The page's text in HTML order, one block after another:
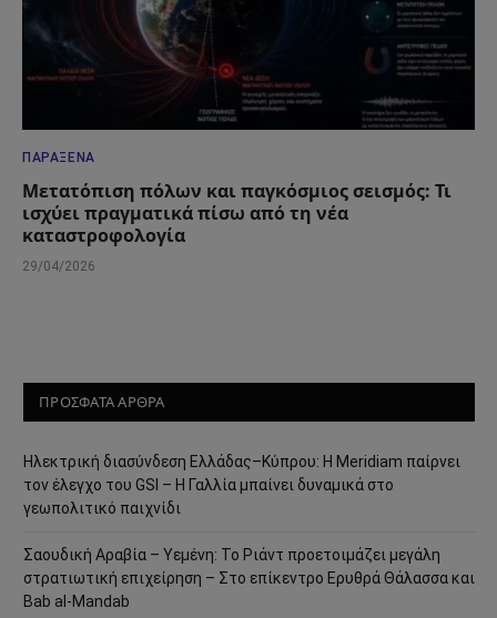
ΠΑΡΆΞΕΝΑ
Μετατόπιση πόλων και παγκόσμιος σεισμός: Τι
ισχύει πραγματικά πίσω από τη νέα
καταστροφολογία
29/04/2026
ΠΡΟΣΦΑΤΑ ΑΡΘΡΑ
Ηλεκτρική διασύνδεση Ελλάδας–Κύπρου: Η Meridiam παίρνει
τον έλεγχο του GSI – Η Γαλλία μπαίνει δυναμικά στο
γεωπολιτικό παιχνίδι
Σαουδική Αραβία – Υεμένη: Το Ριάντ προετοιμάζει μεγάλη
στρατιωτική επιχείρηση – Στο επίκεντρο Ερυθρά Θάλασσα και
Bab al-Mandab